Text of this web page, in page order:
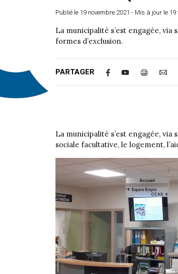
Publié le 19 novembre 2021 - Mis à jour le 19
La municipalité s’est engagée, via
formes d’exclusion.
PARTAGER
La municipalité s’est engagée, via
sociale facultative, le logement,